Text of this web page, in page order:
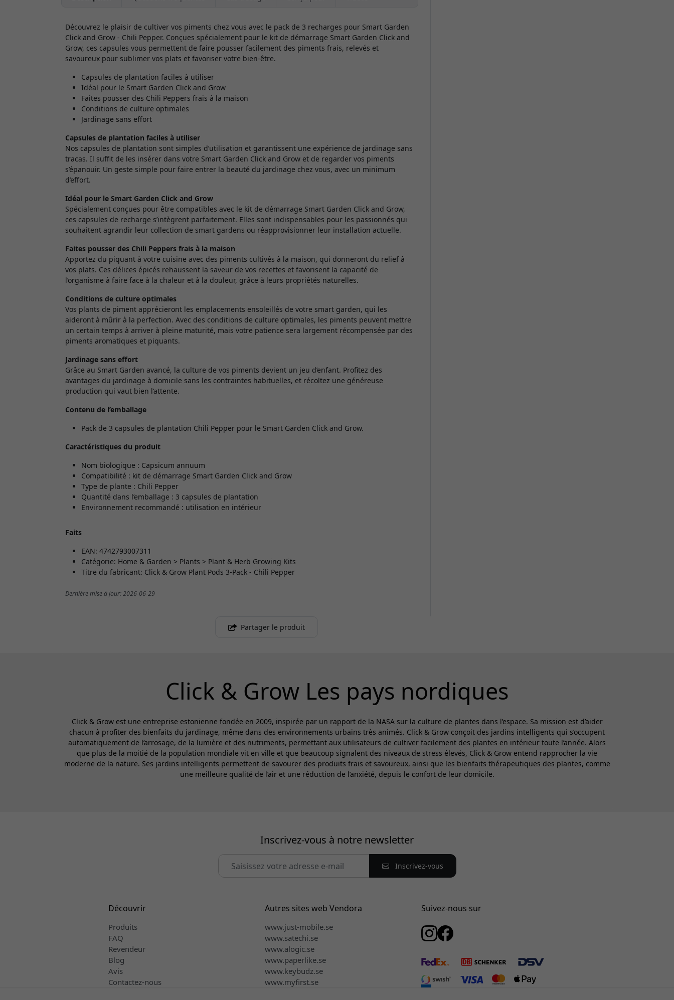
Découvrez le plaisir de cultiver vos piments chez vous avec le pack de 3 recharges pour Smart Garden
Click and Grow - Chili Pepper. Conçues spécialement pour le kit de démarrage Smart Garden Click and
Grow, ces capsules vous permettent de faire pousser facilement des piments frais, relevés et
savoureux pour sublimer vos plats et favoriser votre bien-être.
Capsules de plantation faciles à utiliser
Idéal pour le Smart Garden Click and Grow
Faites pousser des Chili Peppers frais à la maison
Conditions de culture optimales
Jardinage sans effort
Capsules de plantation faciles à utiliser
Nos capsules de plantation sont simples d’utilisation et garantissent une expérience de jardinage sans
tracas. Il suffit de les insérer dans votre Smart Garden Click and Grow et de regarder vos piments
s’épanouir. Un geste simple pour faire entrer la beauté du jardinage chez vous, avec un minimum
d’effort.
Idéal pour le Smart Garden Click and Grow
Spécialement conçues pour être compatibles avec le kit de démarrage Smart Garden Click and Grow,
ces capsules de recharge s’intègrent parfaitement. Elles sont indispensables pour les passionnés qui
souhaitent agrandir leur collection de smart gardens ou réapprovisionner leur installation actuelle.
Faites pousser des Chili Peppers frais à la maison
Apportez du piquant à votre cuisine avec des piments cultivés à la maison, qui donneront du relief à
vos plats. Ces délices épicés rehaussent la saveur de vos recettes et favorisent la capacité de
l’organisme à faire face à la chaleur et à la douleur, grâce à leurs propriétés naturelles.
Conditions de culture optimales
Vos plants de piment apprécieront les emplacements ensoleillés de votre smart garden, qui les
aideront à mûrir à la perfection. Avec des conditions de culture optimales, les piments peuvent mettre
un certain temps à arriver à pleine maturité, mais votre patience sera largement récompensée par des
piments aromatiques et piquants.
Jardinage sans effort
Grâce au Smart Garden avancé, la culture de vos piments devient un jeu d’enfant. Profitez des
avantages du jardinage à domicile sans les contraintes habituelles, et récoltez une généreuse
production qui vaut bien l’attente.
Contenu de l’emballage
Pack de 3 capsules de plantation Chili Pepper pour le Smart Garden Click and Grow.
Caractéristiques du produit
Nom biologique : Capsicum annuum
Compatibilité : kit de démarrage Smart Garden Click and Grow
Type de plante : Chili Pepper
Quantité dans l’emballage : 3 capsules de plantation
Environnement recommandé : utilisation en intérieur
Faits
EAN: 4742793007311
Catégorie: Home & Garden > Plants > Plant & Herb Growing Kits
Titre du fabricant: Click & Grow Plant Pods 3-Pack - Chili Pepper
Dernière mise à jour: 2026-06-29
Partager le produit
Click & Grow Les pays nordiques
Click & Grow est une entreprise estonienne fondée en 2009, inspirée par un rapport de la NASA sur la culture de plantes dans l’espace. Sa mission est d’aider
chacun à profiter des bienfaits du jardinage, même dans des environnements urbains très animés. Click & Grow conçoit des jardins intelligents qui s’occupent
automatiquement de l’arrosage, de la lumière et des nutriments, permettant aux utilisateurs de cultiver facilement des plantes en intérieur toute l’année. Alors
que plus de la moitié de la population mondiale vit en ville et que beaucoup signalent des niveaux de stress élevés, Click & Grow entend rapprocher la vie
moderne de la nature. Ses jardins intelligents permettent de savourer des produits frais et savoureux, ainsi que les bienfaits thérapeutiques des plantes, comme
une meilleure qualité de l’air et une réduction de l’anxiété, depuis le confort de leur domicile.
Inscrivez-vous à notre newsletter
Inscrivez-vous
Découvrir
Produits
FAQ
Revendeur
Blog
Avis
Contactez-nous
Autres sites web Vendora
www.just-mobile.se
www.satechi.se
www.alogic.se
www.paperlike.se
www.keybudz.se
www.myfirst.se
Suivez-nous sur